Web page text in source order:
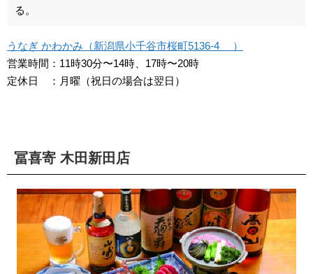
る。
うなぎ かわかみ（新潟県小千谷市桜町5136-4 ）
営業時間：11時30分〜14時、17時〜20時
定休日 ：月曜（祝日の場合は翌日）
冨喜寄 木田新田店